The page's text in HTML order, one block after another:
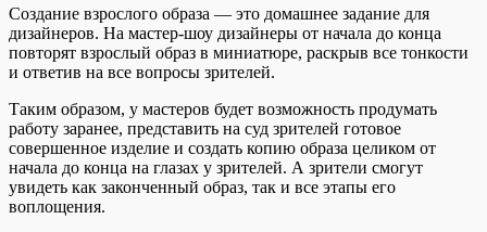
Создание взрослого образа — это домашнее задание для
дизайнеров. На мастер-шоу дизайнеры от начала до конца
повторят взрослый образ в миниатюре, раскрыв все тонкости
и ответив на все вопросы зрителей.
Таким образом, у мастеров будет возможность продумать
работу заранее, представить на суд зрителей готовое
совершенное изделие и создать копию образа целиком от
начала до конца на глазах у зрителей. А зрители смогут
увидеть как законченный образ, так и все этапы его
воплощения.